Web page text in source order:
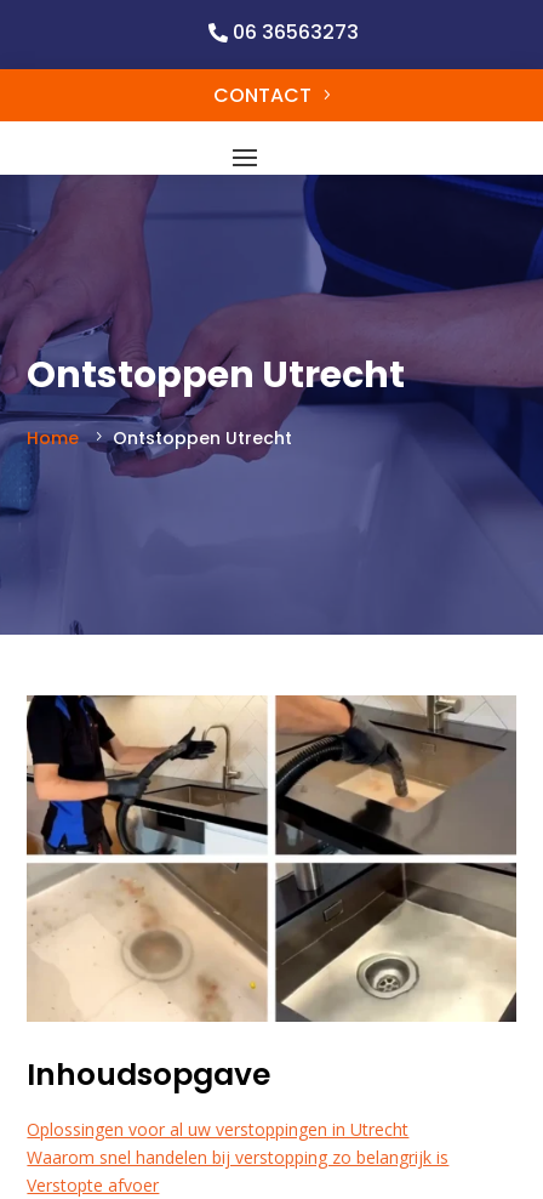
06 36563273
CONTACT
Ontstoppen Utrecht
Home Ontstoppen Utrecht
Inhoudsopgave
Oplossingen voor al uw verstoppingen in Utrecht
Waarom snel handelen bij verstopping zo belangrijk is
Verstopte afvoer